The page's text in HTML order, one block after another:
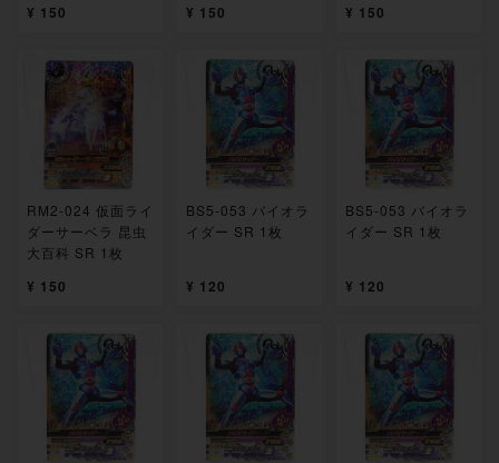
¥ 150 ¥ 150 ¥ 150
RM2-024 仮面ライ
ダーサーベラ 昆虫
大百科 SR 1枚
¥ 150
BS5-053 バイオラ
イダー SR 1枚
¥ 120
BS5-053 バイオラ
イダー SR 1枚
¥ 120